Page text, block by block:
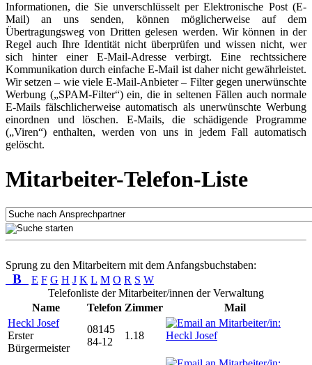
Informationen, die Sie unverschlüsselt per Elektronische Post (E-
Mail) an uns senden, können möglicherweise auf dem
Übertragungsweg von Dritten gelesen werden. Wir können in der
Regel auch Ihre Identität nicht überprüfen und wissen nicht, wer
sich hinter einer E-Mail-Adresse verbirgt. Eine rechtssichere
Kommunikation durch einfache E-Mail ist daher nicht gewährleistet.
Wir setzen – wie viele E-Mail-Anbieter – Filter gegen unerwünschte
Werbung („SPAM-Filter“) ein, die in seltenen Fällen auch normale
E-Mails fälschlicherweise automatisch als unerwünschte Werbung
einordnen und löschen. E-Mails, die schädigende Programme
(„Viren“) enthalten, werden von uns in jedem Fall automatisch
gelöscht.
Mitarbeiter-Telefon-Liste
Sprung zu den Mitarbeitern mit dem Anfangsbuchstaben:
B E F G H J K L M O R S W
Telefonliste der Mitarbeiter/innen der Verwaltung
Name
Telefon Zimmer
Mail
Heckl Josef
Erster
Bürgermeister
08145
84-12
1.18